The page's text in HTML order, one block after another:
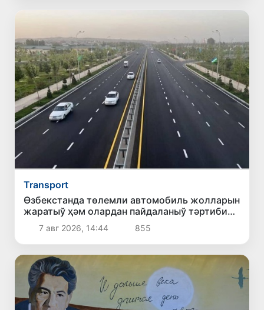
Transport
Өзбекстанда төлемли автомобиль жолларын
жаратыў ҳәм олардан пайдаланыў тәртиби
белгиленди
7 авг 2026, 14:44 855